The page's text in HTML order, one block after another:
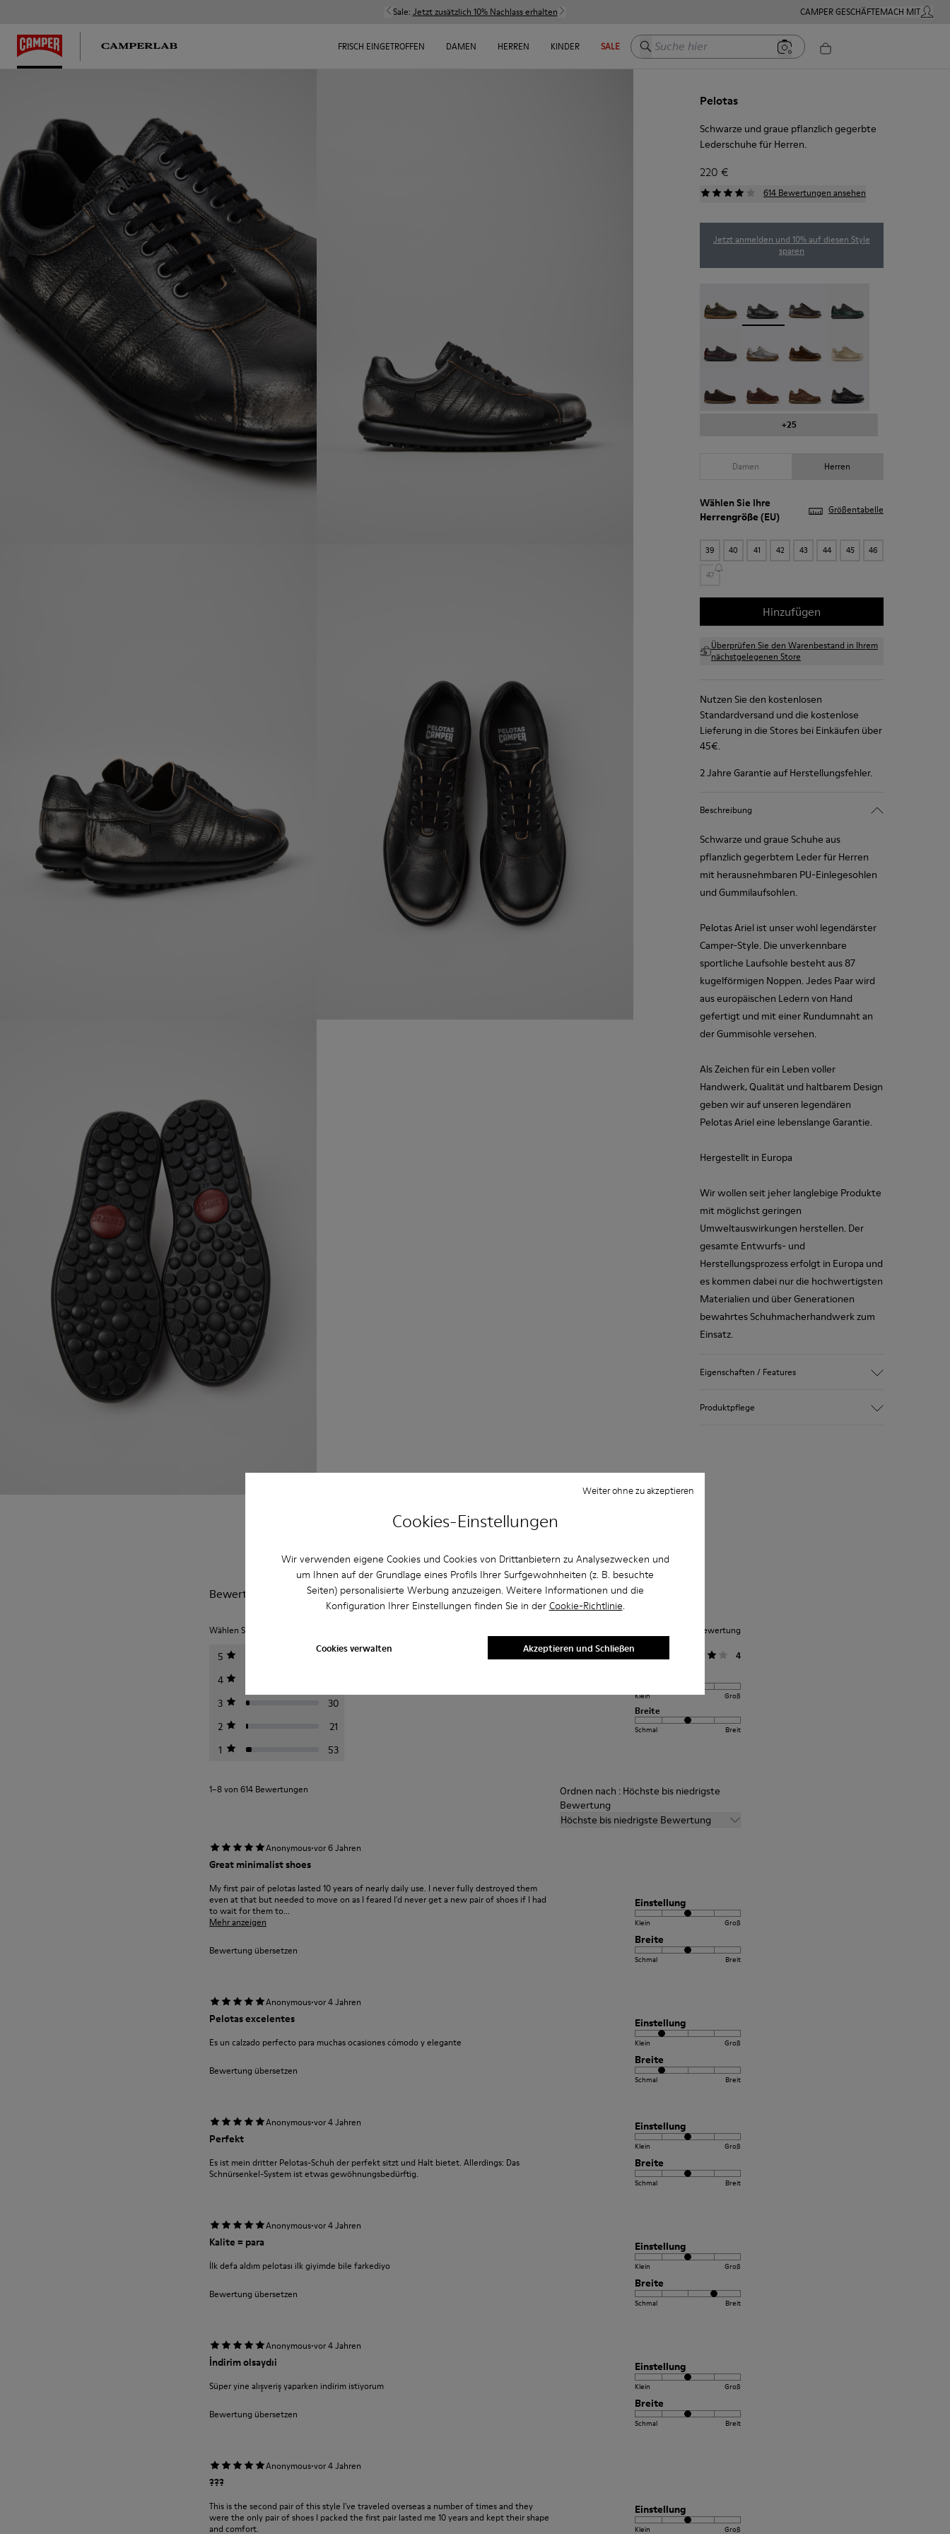
Cookies-Einstellungen
Wir verwenden eigene Cookies und Cookies von Drittanbietern zu Analysezwecken und
um Ihnen auf der Grundlage eines Profils Ihrer Surfgewohnheiten (z. B. besuchte
Seiten) personalisierte Werbung anzuzeigen. Weitere Informationen und die
Konfiguration Ihrer Einstellungen finden Sie in der Cookie-Richtlinie.
Cookies verwalten
Weiter ohne zu akzeptieren
Akzeptieren und Schließen
Sale: Jetzt zusätzlich 10% Nachlass erhalten CAMPER GESCHÄFTEMACH MITMEIN
FRISCH EINGETROFFEN DAMEN HERREN KINDER SALE Suche hier
Pelotas
Schwarze und graue pflanzlich gegerbte
Lederschuhe für Herren.
220 €
614 Bewertungen ansehen
Jetzt anmelden und 10% auf diesen Style
sparen
+25
Damen Herren
Wählen Sie Ihre
Herrengröße (EU) Größentabelle
39 40 41 42 43 44 45 46
47
Hinzufügen
Überprüfen Sie den Warenbestand in Ihrem
nächstgelegenen Store
Nutzen Sie den kostenlosen
Standardversand und die kostenlose
Lieferung in die Stores bei Einkäufen über
45€.
2 Jahre Garantie auf Herstellungsfehler.
Beschreibung
Schwarze und graue Schuhe aus
pflanzlich gegerbtem Leder für Herren
mit herausnehmbaren PU-Einlegesohlen
und Gummilaufsohlen.
Pelotas Ariel ist unser wohl legendärster
Camper-Style. Die unverkennbare
sportliche Laufsohle besteht aus 87
kugelförmigen Noppen. Jedes Paar wird
aus europäischen Ledern von Hand
gefertigt und mit einer Rundumnaht an
der Gummisohle versehen.
Als Zeichen für ein Leben voller
Handwerk, Qualität und haltbarem Design
geben wir auf unseren legendären
Pelotas Ariel eine lebenslange Garantie.
Hergestellt in Europa
Wir wollen seit jeher langlebige Produkte
mit möglichst geringen
Umweltauswirkungen herstellen. Der
gesamte Entwurfs- und
Herstellungsprozess erfolgt in Europa und
es kommen dabei nur die hochwertigsten
Materialien und über Generationen
bewahrtes Schuhmacherhandwerk zum
Einsatz.
Eigenschaften / Features
100.0% Rindsleder
Produktpflege
Bewertungen von Pelotas
Wählen Sie unten eine Bewertung aus, um Bewertungen zu filtern
5
4
3
30
2
21
1
53
Durchschnittliche Kundenbewertung
Allgemein
4
Klein Groß
Breite
Schmal Breit
1–8 von 614 Bewertungen
Ordnen nach : Höchste bis niedrigste
Bewertung
Höchste bis niedrigste Bewertung
Anonymous·vor 6 Jahren
Great minimalist shoes
My first pair of pelotas lasted 10 years of nearly daily use. I never fully destroyed them
even at that but needed to move on as I feared I'd never get a new pair of shoes if I had
to wait for them to...
Mehr anzeigen
Bewertung übersetzen
Einstellung
Klein Groß
Breite
Schmal Breit
Anonymous·vor 4 Jahren
Pelotas excelentes
Es un calzado perfecto para muchas ocasiones cómodo y elegante
Bewertung übersetzen
Einstellung
Klein Groß
Breite
Schmal Breit
Anonymous·vor 4 Jahren
Perfekt
Es ist mein dritter Pelotas-Schuh der perfekt sitzt und Halt bietet. Allerdings: Das
Schnürsenkel-System ist etwas gewöhnungsbedürftig.
Einstellung
Klein Groß
Breite
Schmal Breit
Anonymous·vor 4 Jahren
Kalite = para
İlk defa aldım pelotası ilk giyimde bile farkediyo
Bewertung übersetzen
Einstellung
Klein Groß
Breite
Schmal Breit
Anonymous·vor 4 Jahren
İndirim olsaydıi
Süper yine alışveriş yaparken indirim istiyorum
Bewertung übersetzen
Einstellung
Klein Groß
Breite
Schmal Breit
Anonymous·vor 4 Jahren
???
This is the second pair of this style I've traveled overseas a number of times and they
were the only pair of shoes I packed the first pair lasted me 10 years and kept their shape
and comfort.
Einstellung
Klein Groß